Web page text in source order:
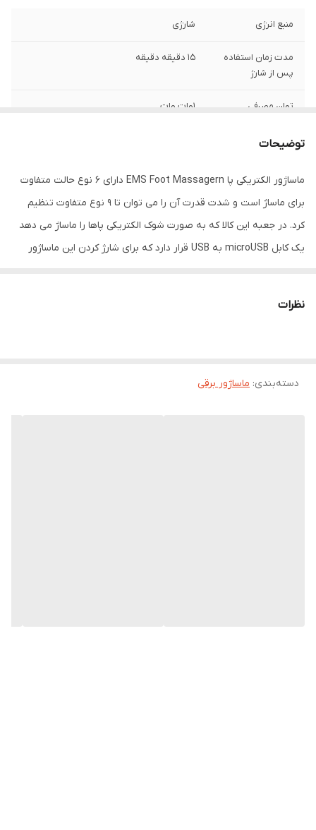
منبع انرژی شارژی
مدت زمان استفاده
پس از شارژ
15 دقیقه دقیقه
توان مصرفی 1وات وات
امکانات ابزار
ضربه‌ای , لرزشی
وزن 100 گرم
توضیحات
ماساژور الکتریکی پا EMS Foot Massagern دارای 6 نوع حالت متفاوت
برای ماساژ است و شدت قدرت آن را می توان تا 9 نوع متفاوت تنظیم
کرد. در جعبه این کالا که به صورت شوک الکتریکی پاها را ماساژ می دهد
یک کابل microUSB به USB قرار دارد که برای شارژ کردن این ماساژور
فناوری EMS بوده که برای افزایش گردش خون و ریلکس شدن عضلات و
نظرات
دسته‌بندی: ماساژور برقی